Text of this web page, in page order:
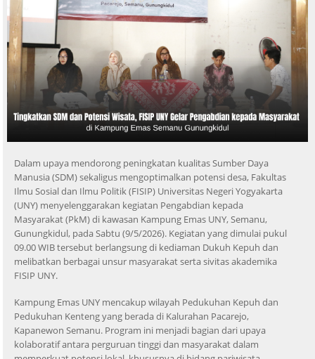
Dalam upaya mendorong peningkatan kualitas Sumber Daya
Manusia (SDM) sekaligus mengoptimalkan potensi desa, Fakultas
Ilmu Sosial dan Ilmu Politik (FISIP) Universitas Negeri Yogyakarta
(UNY) menyelenggarakan kegiatan Pengabdian kepada
Masyarakat (PkM) di kawasan Kampung Emas UNY, Semanu,
Gunungkidul, pada Sabtu (9/5/2026). Kegiatan yang dimulai pukul
09.00 WIB tersebut berlangsung di kediaman Dukuh Kepuh dan
melibatkan berbagai unsur masyarakat serta sivitas akademika
FISIP UNY.
Kampung Emas UNY mencakup wilayah Pedukuhan Kepuh dan
Pedukuhan Kenteng yang berada di Kalurahan Pacarejo,
Kapanewon Semanu. Program ini menjadi bagian dari upaya
kolaboratif antara perguruan tinggi dan masyarakat dalam